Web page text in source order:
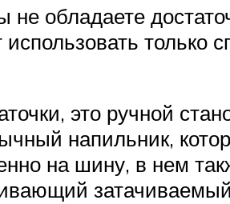
не обладаете
только
это ручной
напильник,
на шину, в нем